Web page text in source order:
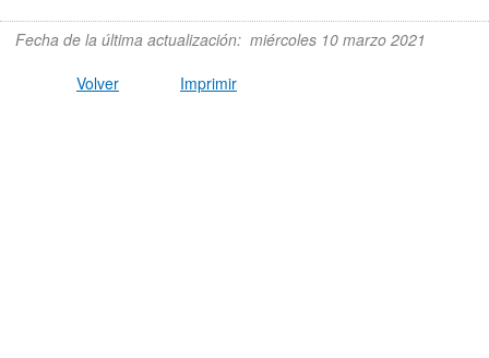
Fecha de la última actualización: miércoles 10 marzo 2021
Volver Imprimir